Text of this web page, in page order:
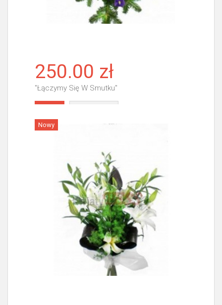
250.00 zł
"Łączymy Się W Smutku"
Nowy